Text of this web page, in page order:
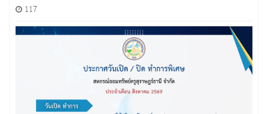
117